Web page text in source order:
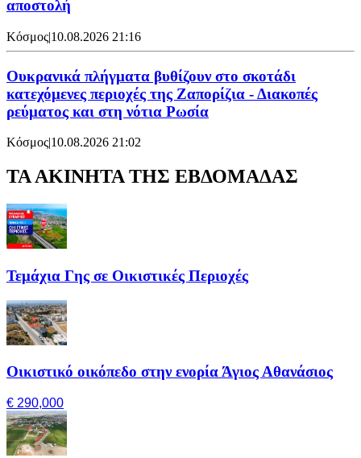
αποστολή
Κόσμος|10.08.2026 21:16
Ουκρανικά πλήγματα βυθίζουν στο σκοτάδι
κατεχόμενες περιοχές της Ζαπορίζια - Διακοπές
ρεύματος και στη νότια Ρωσία
Κόσμος|10.08.2026 21:02
ΤΑ ΑΚΙΝΗΤΑ ΤΗΣ ΕΒΔΟΜΑΔΑΣ
Τεμάχια Γης σε Οικιστικές Περιοχές
Οικιστικό οικόπεδο στην ενορία Άγιος Αθανάσιος
€ 290,000